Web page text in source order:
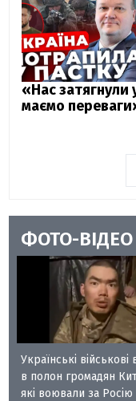
«Нас затягнули
маємо
ФОТО-ВІДЕО
Українські військові
в полон громадян
які воювали за Росію